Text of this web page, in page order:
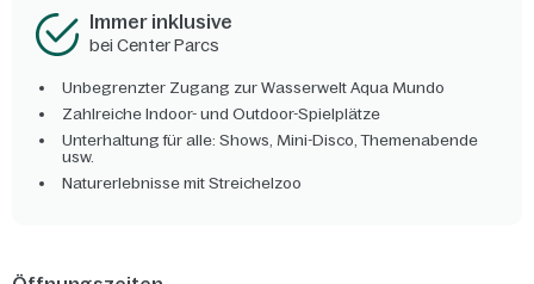
Immer inklusive
bei Center Parcs
Unbegrenzter Zugang zur Wasserwelt Aqua Mundo
Zahlreiche Indoor- und Outdoor-Spielplätze
Unterhaltung für alle: Shows, Mini-Disco, Themenabende
usw.
Naturerlebnisse mit Streichelzoo